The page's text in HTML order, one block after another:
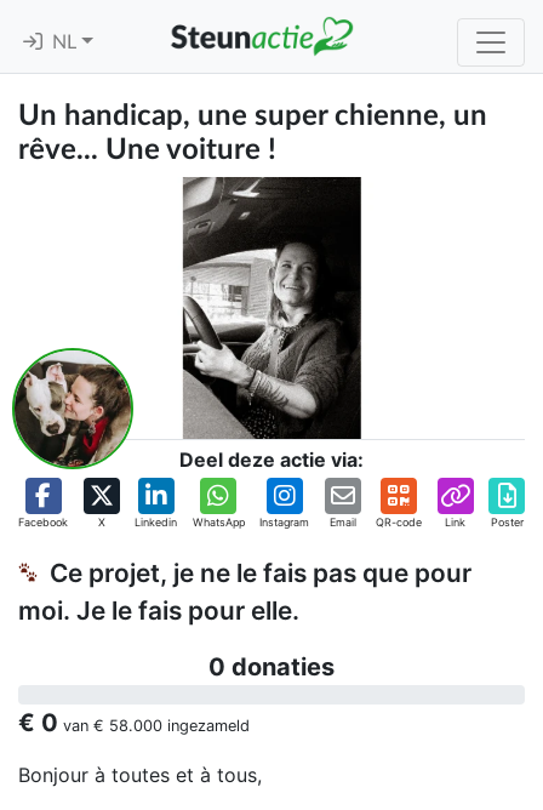
NL
Un handicap, une super chienne, un
rêve... Une voiture !
Deel deze actie via:
Facebook X Linkedin WhatsApp Instagram Email QR-code Link Poster
Ce projet, je ne le fais pas que pour
moi. Je le fais pour elle.
0 donaties
€ 0 van € 58.000 ingezameld
Bonjour à toutes et à tous,